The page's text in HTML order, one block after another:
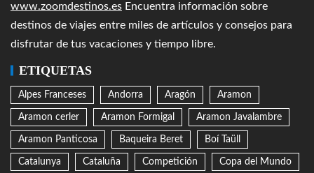
www.zoomdestinos.es Encuentra información sobre
destinos de viajes entre miles de artículos y consejos para
disfrutar de tus vacaciones y tiempo libre.
ETIQUETAS
Alpes Franceses Andorra Aragón Aramon
Aramon cerler Aramon Formigal Aramon Javalambre
Aramon Panticosa Baqueira Beret Boí Taüll
Catalunya Cataluña Competición Copa del Mundo